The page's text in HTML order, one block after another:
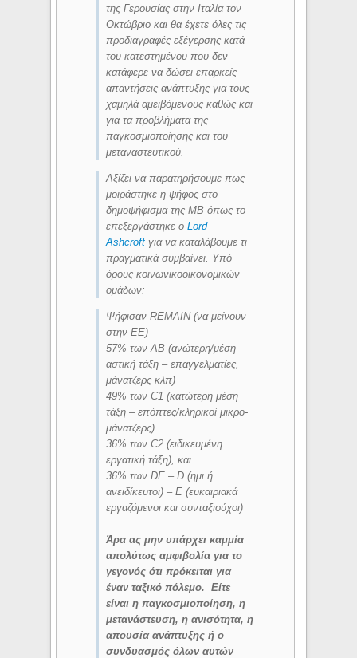
της Γερουσίας στην Ιταλία τον
Οκτώβριο και θα έχετε όλες τις
προδιαγραφές εξέγερσης κατά
του κατεστημένου που δεν
κατάφερε να δώσει επαρκείς
απαντήσεις ανάπτυξης για τους
χαμηλά αμειβόμενους καθώς και
για τα προβλήματα της
παγκοσμιοποίησης και του
μεταναστευτικού.
Αξίζει να παρατηρήσουμε πως
μοιράστηκε η ψήφος στο
δημοψήφισμα της ΜΒ όπως το
επεξεργάστηκε οLord
Ashcroft για να καταλάβουμε τι
πραγματικά συμβαίνει. Υπό
όρους κοινωνικοοικονομικών
ομάδων:
Ψήφισαν REMAIN (να μείνουν
στην ΕΕ)
57% των AB (ανώτερη/μέση
αστική τάξη – επαγγελματίες,
μάνατζερς κλπ)
49% των C1 (κατώτερη μέση
τάξη – επόπτες/κληρικοί μικρο-
μάνατζερς)
36% των C2 (ειδικευμένη
εργατική τάξη), και
36% των DE – D (ημι ή
ανειδίκευτοι) – Ε (ευκαιριακά
εργαζόμενοι και συνταξιούχοι)
Άρα ας μην υπάρχει καμμία
απολύτως αμφιβολία για το
γεγονός ότι πρόκειται για
έναν ταξικό πόλεμο. Είτε
είναι η παγκοσμιοποίηση, η
μετανάστευση, η ανισότητα, η
απουσία ανάπτυξης ή ο
συνδυασμός όλων αυτών